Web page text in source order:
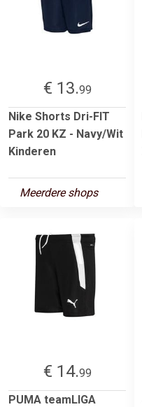
€ 13.99
Nike Shorts Dri-FIT
Park 20 KZ - Navy/Wit
Kinderen
Meerdere shops
€ 14.99
PUMA teamLIGA